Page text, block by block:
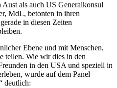
als auch US Generalkonsul
MdL, betonten in ihren
in diesen Zeiten
Ebene und mit Menschen,
teilen. Wie wir dies in den
in den USA und speziell in
wurde auf dem Panel
deutlich: